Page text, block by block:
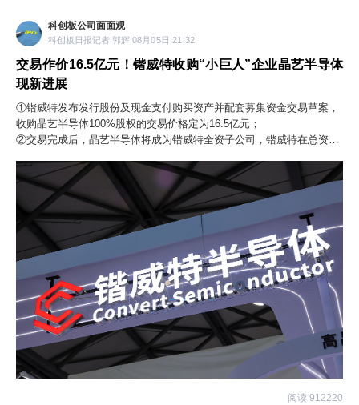
科创板公司面面观
科创板日报记者 郭辉 08月05日 21:32
交易作价16.5亿元！锴威特收购“小巨人”企业晶艺半导体
现新进展
①锴威特发布发行股份及现金支付购买资产并配套募集资金交易草案，
收购晶艺半导体100%股权的交易价格定为16.5亿元；
②交易完成后，晶艺半导体将成为锴威特全资子公司，锴威特在总资
阅读 912220